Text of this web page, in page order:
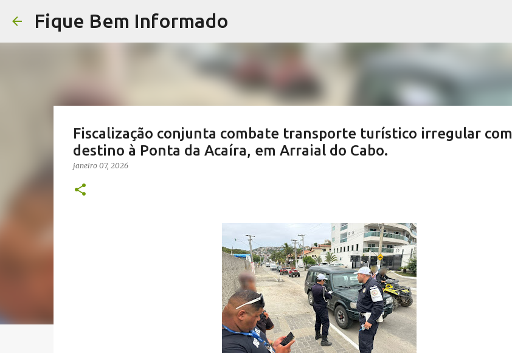
Fique Bem Informado
Fiscalização conjunta combate transporte turístico irregular com
destino à Ponta da Acaíra, em Arraial do Cabo.
janeiro 07, 2026